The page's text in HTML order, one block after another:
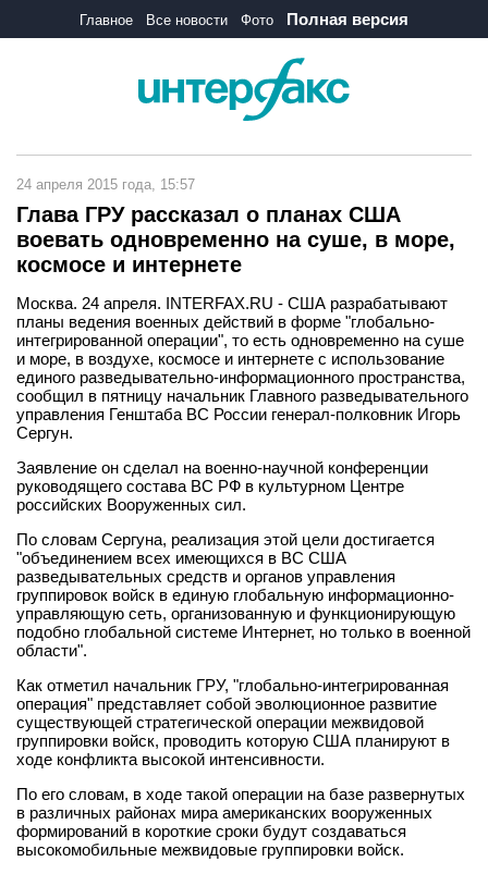
Главное Все новости Фото Полная версия
24 апреля 2015 года, 15:57
Глава ГРУ рассказал о планах США
воевать одновременно на суше, в море,
космосе и интернете
Москва. 24 апреля. INTERFAX.RU - США разрабатывают
планы ведения военных действий в форме "глобально-
интегрированной операции", то есть одновременно на суше
и море, в воздухе, космосе и интернете с использование
единого разведывательно-информационного пространства,
сообщил в пятницу начальник Главного разведывательного
управления Генштаба ВС России генерал-полковник Игорь
Сергун.
Заявление он сделал на военно-научной конференции
руководящего состава ВС РФ в культурном Центре
российских Вооруженных сил.
По словам Сергуна, реализация этой цели достигается
"объединением всех имеющихся в ВС США
разведывательных средств и органов управления
группировок войск в единую глобальную информационно-
управляющую сеть, организованную и функционирующую
подобно глобальной системе Интернет, но только в военной
области".
Как отметил начальник ГРУ, "глобально-интегрированная
операция" представляет собой эволюционное развитие
существующей стратегической операции межвидовой
группировки войск, проводить которую США планируют в
ходе конфликта высокой интенсивности.
По его словам, в ходе такой операции на базе развернутых
в различных районах мира американских вооруженных
формирований в короткие сроки будут создаваться
высокомобильные межвидовые группировки войск.